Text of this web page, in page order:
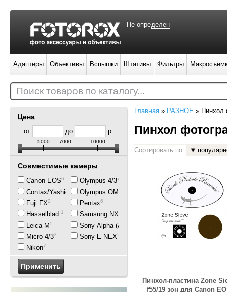
Цена
от до р.
5000 7000 10000
Совместимые камеры
Canon EOS6
Contax/Yashica1
Fuji FX2
Hasselblad 1
Leica M5
Micro 4/33
Nikon7
Olympus 4/37
Olympus OM5
Pentax6
Samsung NX
Sony Alpha (A-mount)
Sony E NEX2
Главная » РАЗНОЕ » Пинхол
Пинхол
Сортировать по:
Пинхол-пластина Zone
f55/19 зон для Canon
Не определен
Адаптеры Объективы Вспышки Штативы Фильтры
Поиск товаров по каталогу...